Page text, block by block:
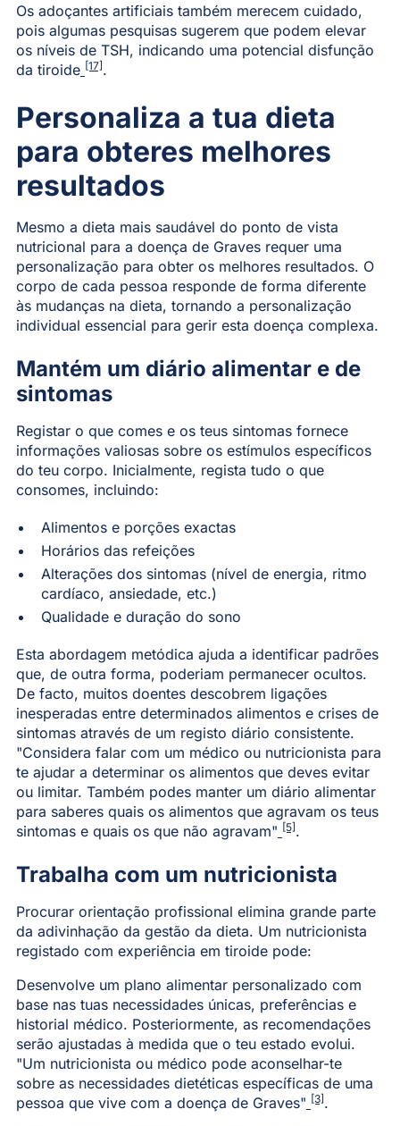
Os adoçantes artificiais também merecem cuidado,
pois algumas pesquisas sugerem que podem elevar
os níveis de TSH, indicando uma potencial disfunção
da tiroide [17] .
Personaliza a tua dieta
para obteres melhores
resultados
Mesmo a dieta mais saudável do ponto de vista
nutricional para a doença de Graves requer uma
personalização para obter os melhores resultados. O
corpo de cada pessoa responde de forma diferente
às mudanças na dieta, tornando a personalização
individual essencial para gerir esta doença complexa.
Mantém um diário alimentar e de
sintomas
Registar o que comes e os teus sintomas fornece
informações valiosas sobre os estímulos específicos
do teu corpo. Inicialmente, regista tudo o que
consomes, incluindo:
Alimentos e porções exactas
Horários das refeições
Alterações dos sintomas (nível de energia, ritmo
cardíaco, ansiedade, etc.)
Qualidade e duração do sono
Esta abordagem metódica ajuda a identificar padrões
que, de outra forma, poderiam permanecer ocultos.
De facto, muitos doentes descobrem ligações
inesperadas entre determinados alimentos e crises de
sintomas através de um registo diário consistente.
"Considera falar com um médico ou nutricionista para
te ajudar a determinar os alimentos que deves evitar
ou limitar. Também podes manter um diário alimentar
para saberes quais os alimentos que agravam os teus
sintomas e quais os que não agravam" [5] .
Trabalha com um nutricionista
Procurar orientação profissional elimina grande parte
da adivinhação da gestão da dieta. Um nutricionista
registado com experiência em tiroide pode:
Desenvolve um plano alimentar personalizado com
base nas tuas necessidades únicas, preferências e
historial médico. Posteriormente, as recomendações
serão ajustadas à medida que o teu estado evolui.
"Um nutricionista ou médico pode aconselhar-te
sobre as necessidades dietéticas específicas de uma
pessoa que vive com a doença de Graves" [3] .